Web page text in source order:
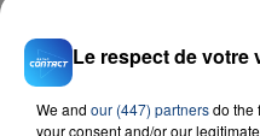
FIL D'ACTU
Le respect de votre
We and our (447) partnersdo the
your consent and/or our